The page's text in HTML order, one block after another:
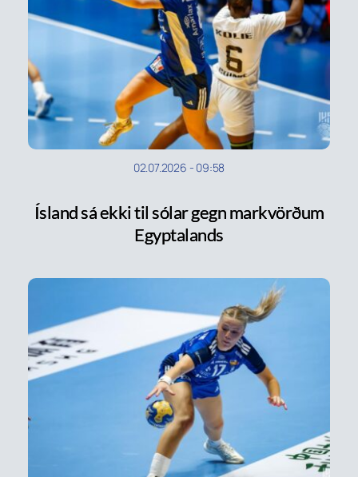
02.07.2026 - 09:58
Ísland sá ekki til sólar gegn markvörðum
Egyptalands